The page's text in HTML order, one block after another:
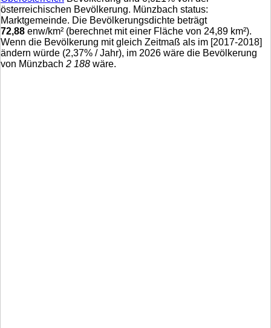
österreichischen Bevölkerung. Münzbach status:
Marktgemeinde. Die Bevölkerungsdichte beträgt
72,88 enw/km² (berechnet mit einer Fläche von 24,89 km²).
Wenn die Bevölkerung mit gleich Zeitmaß als im [2017-2018]
ändern würde (2,37% / Jahr), im 2026 wäre die Bevölkerung
von Münzbach 2 188 wäre.